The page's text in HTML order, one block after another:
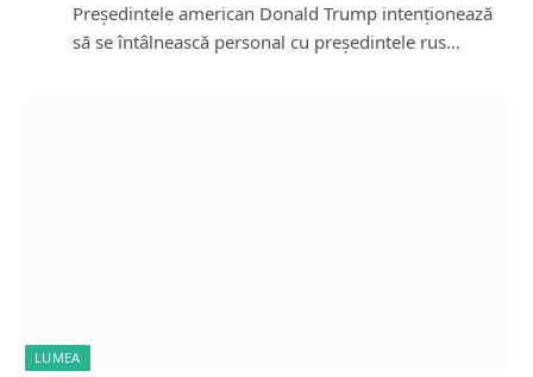
Președintele american Donald Trump intenționează
să se întâlnească personal cu președintele rus…
LUMEA